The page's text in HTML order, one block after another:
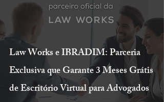
Law Works e IBRADIM: Parceria
Exclusiva que Garante 3 Meses Grátis
de Escritório Virtual para Advogados